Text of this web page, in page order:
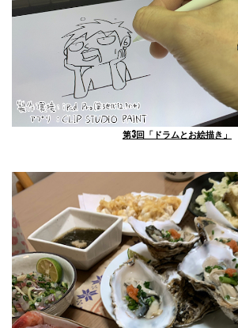
第3回「ドラムとお絵描き」